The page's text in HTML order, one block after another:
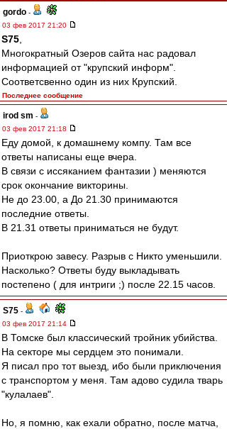
gordo -
03 фев 2017 21:20
S75
Многократный Озеров сайта нас радовал
информацией от "крупский информ".
Соответсвенно один из них Крупский.
Последнее сообщение
irod sm -
03 фев 2017 21:18
Еду домой, к домашнему компу. Там все
ответы написаны еще вчера.
В связи с иссяканием фантазии ) меняются
срок окончание викторины.
Не до 23.00, а До 21.30 принимаются
последние ответы.
В 21.31 ответы приниматься не будут.
Приоткрою завесу. Разрыв с Никто уменьшили.
Насколько? Ответы буду выкладывать
постепено ( для интриги ;) после 22.15 часов.
S75 -
03 фев 2017 21:14
В Томске был классический тройник убийства.
На секторе мы сердцем это понимали.
Я писал про тот выезд, ибо были приключения
с транспортом у меня. Там адово судила тварь
"кулалаев".
Но, я помню, как ехали обратно, после матча,